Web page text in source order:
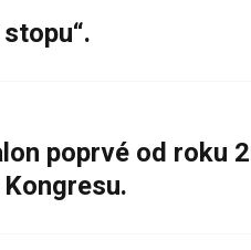
poprvé od roku